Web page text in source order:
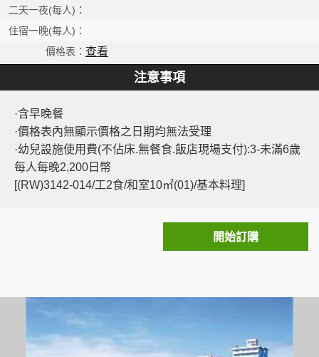
查看
注意事項
·含早晚餐
·價格表內無顯示價格之日期均無法受理
·幼兒設施使用費(不佔床.無餐食.飯店現場支付):3-未滿6歲
每人每晚2,200日幣
[(RW)3142-014/工2食/和室10㎡(01)/基本料理]
開始訂購